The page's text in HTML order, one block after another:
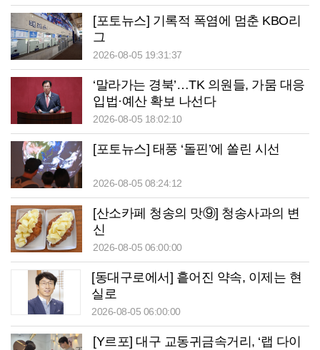
[포토뉴스] 기록적 폭염에 멈춘 KBO리
그
2026-08-05 19:31:37
‘말라가는 경북’…TK 의원들, 가뭄 대응
입법·예산 확보 나선다
2026-08-05 18:02:10
[포토뉴스] 태풍 ‘돌핀’에 쏠린 시선
2026-08-05 08:24:12
[산소카페 청송의 맛⑨] 청송사과의 변
신
2026-08-05 06:00:00
[동대구로에서] 흩어진 약속, 이제는 현
실로
2026-08-05 06:00:00
[Y르포] 대구 교동귀금속거리, ‘랩 다이